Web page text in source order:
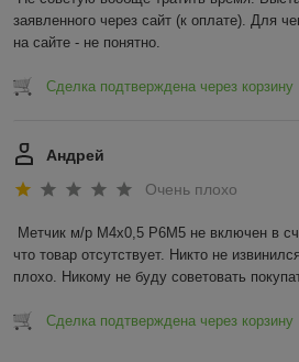
заявленного через сайт (к оплате). Для
на сайте - не понятно.
Сделка подтверждена через корзину
Андрей
Очень плохо
Метчик м/р М4х0,5 Р6М5 не включен в
что товар отсутствует. Никто не
плохо. Никому не буду советовать
Сделка подтверждена через корзину